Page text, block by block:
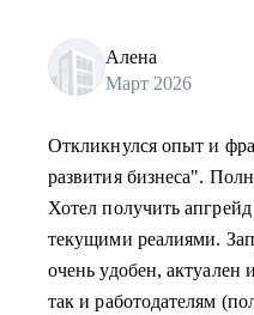
Алена
Март 2026
Откликнулся опыт и
развития бизнеса".
Хотел получить
текущими реалиями.
очень удобен, актуален
так и работодателям